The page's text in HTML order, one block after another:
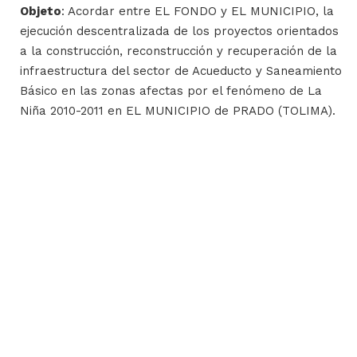
Objeto: Acordar entre EL FONDO y EL MUNICIPIO, la
ejecución descentralizada de los proyectos orientados
a la construcción, reconstrucción y recuperación de la
infraestructura del sector de Acueducto y Saneamiento
Básico en las zonas afectas por el fenómeno de La
Niña 2010-2011 en EL MUNICIPIO de PRADO (TOLIMA).